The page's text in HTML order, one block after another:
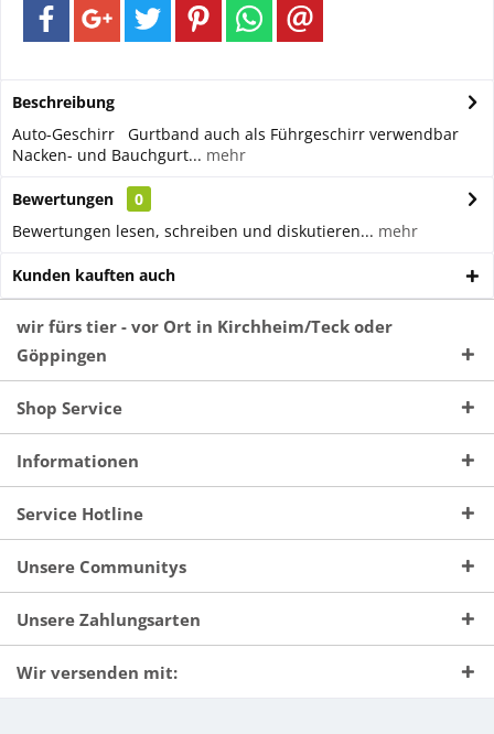
Beschreibung
Auto-Geschirr Gurtband auch als Führgeschirr verwendbar
Nacken- und Bauchgurt... mehr
Bewertungen
0
Bewertungen lesen, schreiben und diskutieren... mehr
Kunden kauften auch
wir fürs tier - vor Ort in Kirchheim/Teck oder
Göppingen
Shop Service
Informationen
Service Hotline
Unsere Communitys
Unsere Zahlungsarten
Wir versenden mit: